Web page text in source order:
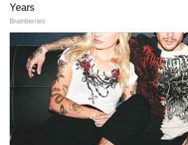
चमकेगी किस्मत
10 जनवरी का राशिफल, 4 राशि
वालों को होगी एक्सट्रा इनकम
9 जनवरी का
वालों की